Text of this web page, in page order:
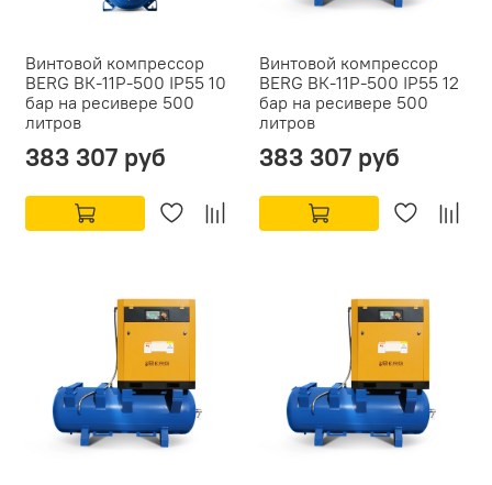
Винтовой компрессор
BERG ВК-11Р-500 IP55 10
бар на ресивере 500
литров
383 307 руб
Винтовой компрессор
BERG ВК-11Р-500 IP55 12
бар на ресивере 500
литров
383 307 руб